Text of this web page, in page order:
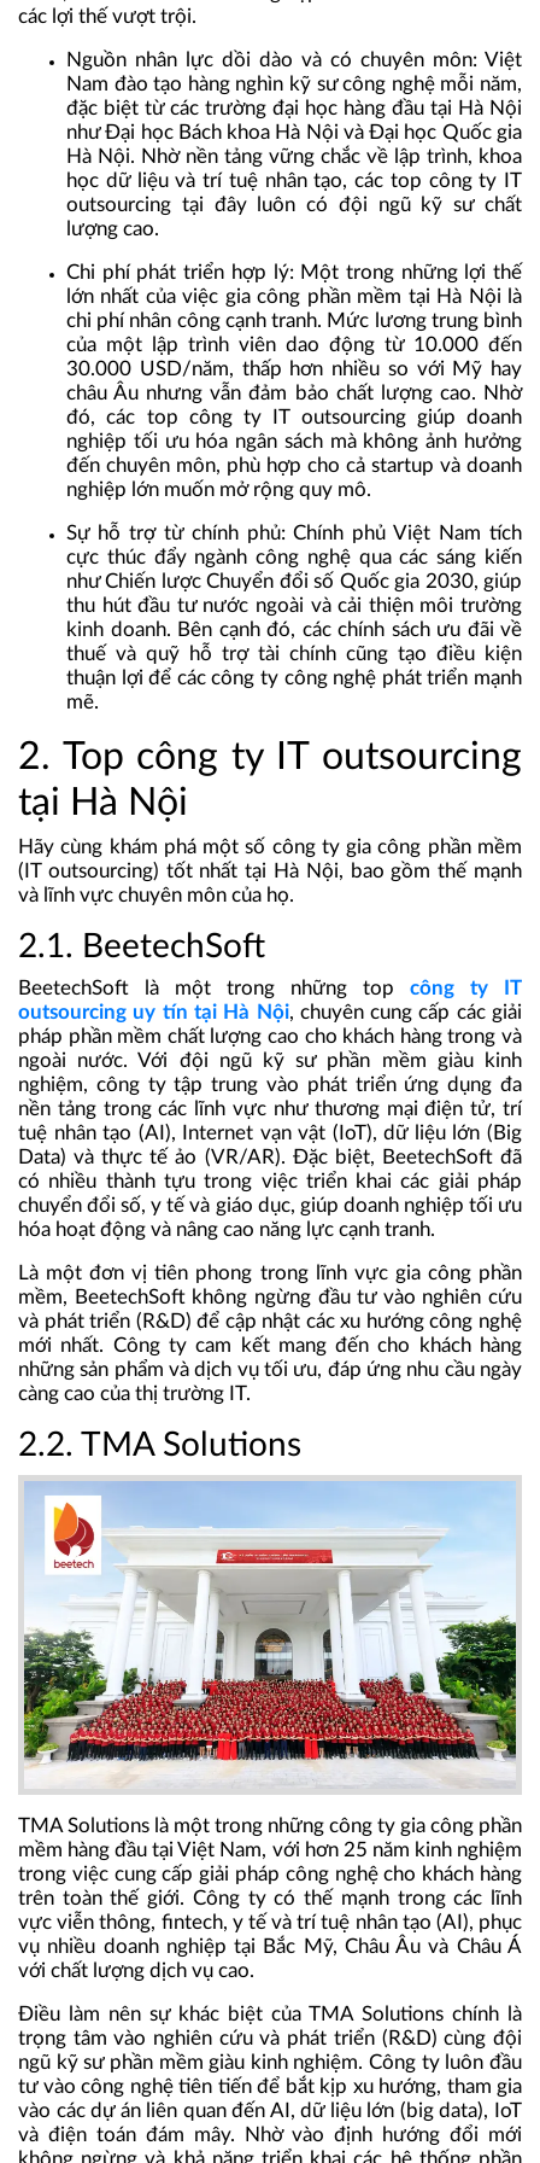
các lợi thế vượt trội.
Nguồn nhân lực dồi dào và có chuyên môn: Việt
Nam đào tạo hàng nghìn kỹ sư công nghệ mỗi năm,
đặc biệt từ các trường đại học hàng đầu tại Hà Nội
như Đại học Bách khoa Hà Nội và Đại học Quốc gia
Hà Nội. Nhờ nền tảng vững chắc về lập trình, khoa
học dữ liệu và trí tuệ nhân tạo, các top công ty IT
outsourcing tại đây luôn có đội ngũ kỹ sư chất
lượng cao.
Chi phí phát triển hợp lý: Một trong những lợi thế
lớn nhất của việc gia công phần mềm tại Hà Nội là
chi phí nhân công cạnh tranh. Mức lương trung bình
của một lập trình viên dao động từ 10.000 đến
30.000 USD/năm, thấp hơn nhiều so với Mỹ hay
châu Âu nhưng vẫn đảm bảo chất lượng cao. Nhờ
đó, các top công ty IT outsourcing giúp doanh
nghiệp tối ưu hóa ngân sách mà không ảnh hưởng
đến chuyên môn, phù hợp cho cả startup và doanh
nghiệp lớn muốn mở rộng quy mô.
Sự hỗ trợ từ chính phủ: Chính phủ Việt Nam tích
cực thúc đẩy ngành công nghệ qua các sáng kiến
như Chiến lược Chuyển đổi số Quốc gia 2030, giúp
thu hút đầu tư nước ngoài và cải thiện môi trường
kinh doanh. Bên cạnh đó, các chính sách ưu đãi về
thuế và quỹ hỗ trợ tài chính cũng tạo điều kiện
thuận lợi để các công ty công nghệ phát triển mạnh
mẽ.
2. Top công ty IT outsourcing
tại Hà Nội
Hãy cùng khám phá một số công ty gia công phần mềm
(IT outsourcing) tốt nhất tại Hà Nội, bao gồm thế mạnh
và lĩnh vực chuyên môn của họ.
2.1. BeetechSoft
BeetechSoft là một trong những top
công ty IT
outsourcing uy tín tại Hà Nội, chuyên cung cấp các giải
pháp phần mềm chất lượng cao cho khách hàng trong và
ngoài nước. Với đội ngũ kỹ sư phần mềm giàu kinh
nghiệm, công ty tập trung vào phát triển ứng dụng đa
nền tảng trong các lĩnh vực như thương mại điện tử, trí
tuệ nhân tạo (AI), Internet vạn vật (IoT), dữ liệu lớn (Big
Data) và thực tế ảo (VR/AR). Đặc biệt, BeetechSoft đã
có nhiều thành tựu trong việc triển khai các giải pháp
chuyển đổi số, y tế và giáo dục, giúp doanh nghiệp tối ưu
hóa hoạt động và nâng cao năng lực cạnh tranh.
Là một đơn vị tiên phong trong lĩnh vực gia công phần
mềm, BeetechSoft không ngừng đầu tư vào nghiên cứu
và phát triển (R&D) để cập nhật các xu hướng công nghệ
mới nhất. Công ty cam kết mang đến cho khách hàng
những sản phẩm và dịch vụ tối ưu, đáp ứng nhu cầu ngày
càng cao của thị trường IT.
2.2. TMA Solutions
TMA Solutions là một trong những công ty gia công phần
mềm hàng đầu tại Việt Nam, với hơn 25 năm kinh nghiệm
trong việc cung cấp giải pháp công nghệ cho khách hàng
trên toàn thế giới. Công ty có thế mạnh trong các lĩnh
vực viễn thông, fintech, y tế và trí tuệ nhân tạo (AI), phục
vụ nhiều doanh nghiệp tại Bắc Mỹ, Châu Âu và Châu Á
với chất lượng dịch vụ cao.
Điều làm nên sự khác biệt của TMA Solutions chính là
trọng tâm vào nghiên cứu và phát triển (R&D) cùng đội
ngũ kỹ sư phần mềm giàu kinh nghiệm. Công ty luôn đầu
tư vào công nghệ tiên tiến để bắt kịp xu hướng, tham gia
vào các dự án liên quan đến AI, dữ liệu lớn (big data), IoT
và điện toán đám mây. Nhờ vào định hướng đổi mới